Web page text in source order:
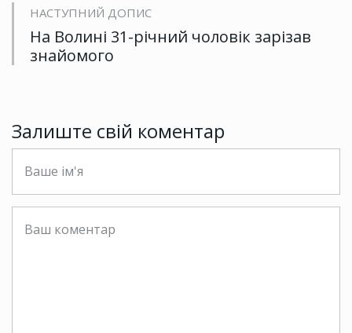
НАСТУПНИЙ ДОПИС
На Волині 31-річний чоловік зарізав
знайомого
Залиште свій коментар